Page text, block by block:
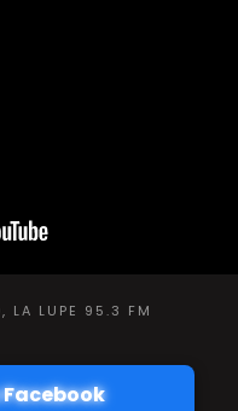
LA LUPE 95.3 FM